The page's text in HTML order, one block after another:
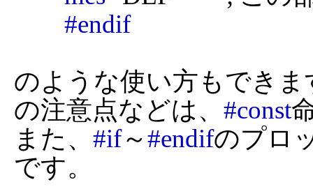
#endif
のような使い方もでき
の注意点などは、 #const
また、 #if～#endifのプロ
です。